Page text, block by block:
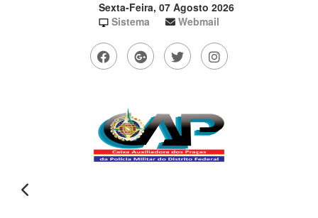
Sexta-Feira, 07 Agosto 2026
Sistema
Webmail